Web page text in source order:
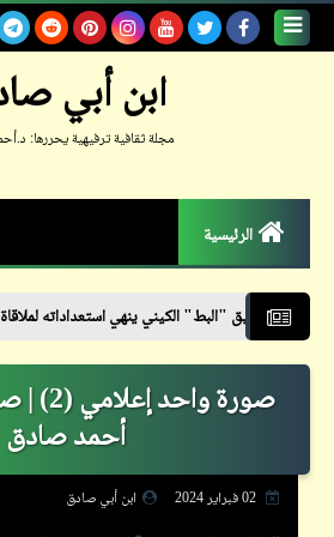
ابن أبي
مجلة ثقافية ترفيهية يحررها:
الرئيسية
حكم
حواديت
الكيني ينهي استعداداته لملاقاة "الأهلي"
صورة
أحمد صادق
02 فبراير 2024
ابن أبي صادق